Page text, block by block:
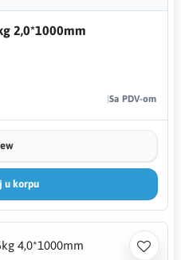
2,0*1000mm
Sa PDV-om
u korpu